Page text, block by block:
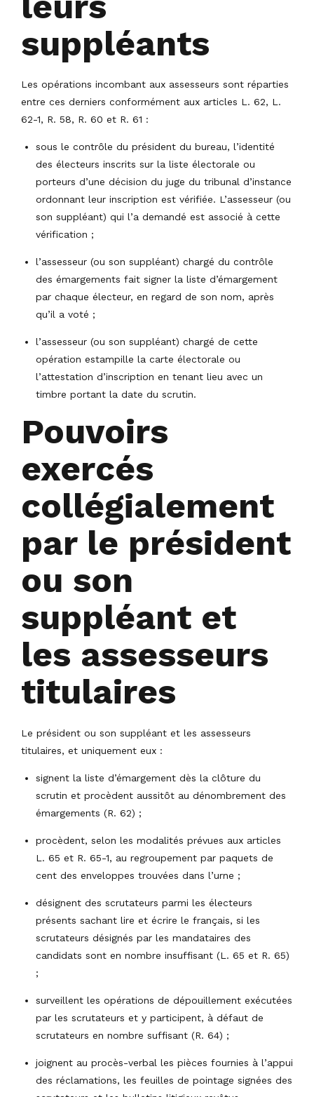
suppléants
Les opérations incombant aux assesseurs sont réparties
entre ces derniers conformément aux articles L. 62, L.
62-1, R. 58, R. 60 et R. 61 :
sous le contrôle du président du bureau, l’identité
des électeurs inscrits sur la liste électorale ou
porteurs d’une décision du juge du tribunal d’instance
ordonnant leur inscription est vérifiée. L’assesseur (ou
son suppléant) qui l’a demandé est associé à cette
vérification ;
l’assesseur (ou son suppléant) chargé du contrôle
des émargements fait signer la liste d’émargement
par chaque électeur, en regard de son nom, après
qu’il a voté ;
l’assesseur (ou son suppléant) chargé de cette
opération estampille la carte électorale ou
l’attestation d’inscription en tenant lieu avec un
timbre portant la date du scrutin.
Pouvoirs
exercés
collégialement
par le président
ou son
suppléant et
les assesseurs
titulaires
Le président ou son suppléant et les assesseurs
titulaires, et uniquement eux :
signent la liste d’émargement dès la clôture du
scrutin et procèdent aussitôt au dénombrement des
émargements (R. 62) ;
procèdent, selon les modalités prévues aux articles
L. 65 et R. 65-1, au regroupement par paquets de
cent des enveloppes trouvées dans l’urne ;
désignent des scrutateurs parmi les électeurs
présents sachant lire et écrire le français, si les
scrutateurs désignés par les mandataires des
candidats sont en nombre insuffisant (L. 65 et R. 65)
;
surveillent les opérations de dépouillement exécutées
par les scrutateurs et y participent, à défaut de
scrutateurs en nombre suffisant (R. 64) ;
joignent au procès-verbal les pièces fournies à l’appui
des réclamations, les feuilles de pointage signées des